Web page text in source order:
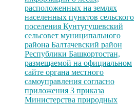
расположенных на землях
населенных пунктов сельского
поселения Кунтугушевский
сельсовет муниципального
района Балтачевский район
Республики Башкортостан,
размещаемой на официальном
сайте органа местного
самоуправления согласно
приложения 3 приказа
Министерства природных